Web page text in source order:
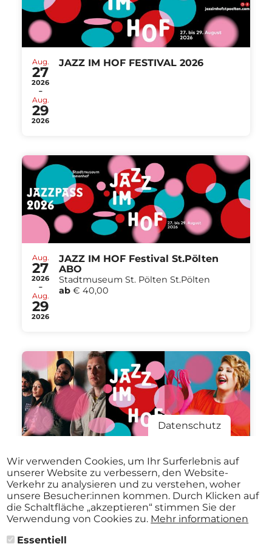
Aug.
27
2026
-
Aug.
29
2026
JAZZ IM HOF FESTIVAL 2026
Aug.
27
2026
-
Aug.
29
2026
JAZZ IM HOF Festival St.Pölten
ABO
Stadtmuseum St. Pölten St.Pölten
ab € 40,00
27
2026
19:30 Uhr
VICTORIA KIRILOVA QUARTET /
KARIN BACHNER & BIG BAND
Stadtmuseum St. Pölten St.Pölten
ab€ 12,00
Datenschutz
Wir verwenden Cookies, um Ihr Surferlebnis auf
unserer Website zu verbessern, den Website-
Verkehr zu analysieren und zu verstehen, woher
unsere Besucher:innen kommen. Durch Klicken auf
die Schaltfläche „akzeptieren“ stimmen Sie der
Verwendung von Cookies zu. Mehr informationen
Essentiell